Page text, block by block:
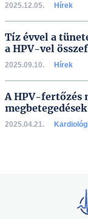
2025.12.05. Hírek
Tíz évvel a
a HPV-vel
2025.09.10. Hírek
A HPV-fertőzés
2025.04.21.